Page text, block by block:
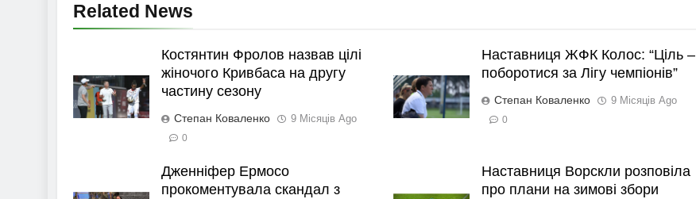
Related News
Костянтин Фролов назвав цілі
жіночого Кривбаса на другу
частину сезону
Степан Коваленко 9 Місяців Ago
0
Наставниця ЖФК Колос: “Ціль –
поборотися за Лігу чемпіонів”
Степан Коваленко 9 Місяців Ago
0
Дженніфер Ермосо
прокоментувала скандал з
Наставниця Ворскли розповіла
про плани на зимові збори